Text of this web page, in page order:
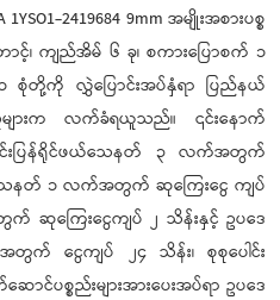
2419684 9mm အမျိုးအစားပစ္စ
ကျည်အိမ် ၆ ခု၊ စကားပြောစက် ၁
စုံတို့ကို လွှဲပြောင်းအပ်နှံရာ ပြည်နယ်
များက လက်ခံရယူသည်။ ၎င်းနောက်
င်းပြန်ရိုင်ဖယ်သေနတ် ၃ လက်အတွက်
သေနတ် ၁ လက်အတွက် ဆုကြေးငွေ ကျပ်
က် ဆုကြေးငွေကျပ် ၂ သိန်းနှင့် ဥပဒေ
တွက် ငွေကျပ် ၂၄ သိန်း၊ စုစုပေါင်း
င်ပစ္စည်းများအားပေးအပ်ရာ ဥပဒေ